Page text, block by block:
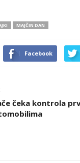
MAJČIN DAN
Facebook
čeka kontrola